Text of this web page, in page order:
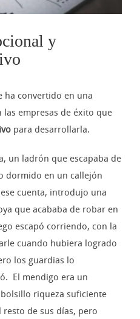
y
ha convertido en una
empresas de éxito que
para desarrollarla.
un ladrón que escapaba de
dormido en un callejón
cuenta, introdujo una
que acababa de robar en
escapó corriendo, con la
cuando hubiera logrado
los guardias lo
El mendigo era un
riqueza suficiente
de sus días, pero